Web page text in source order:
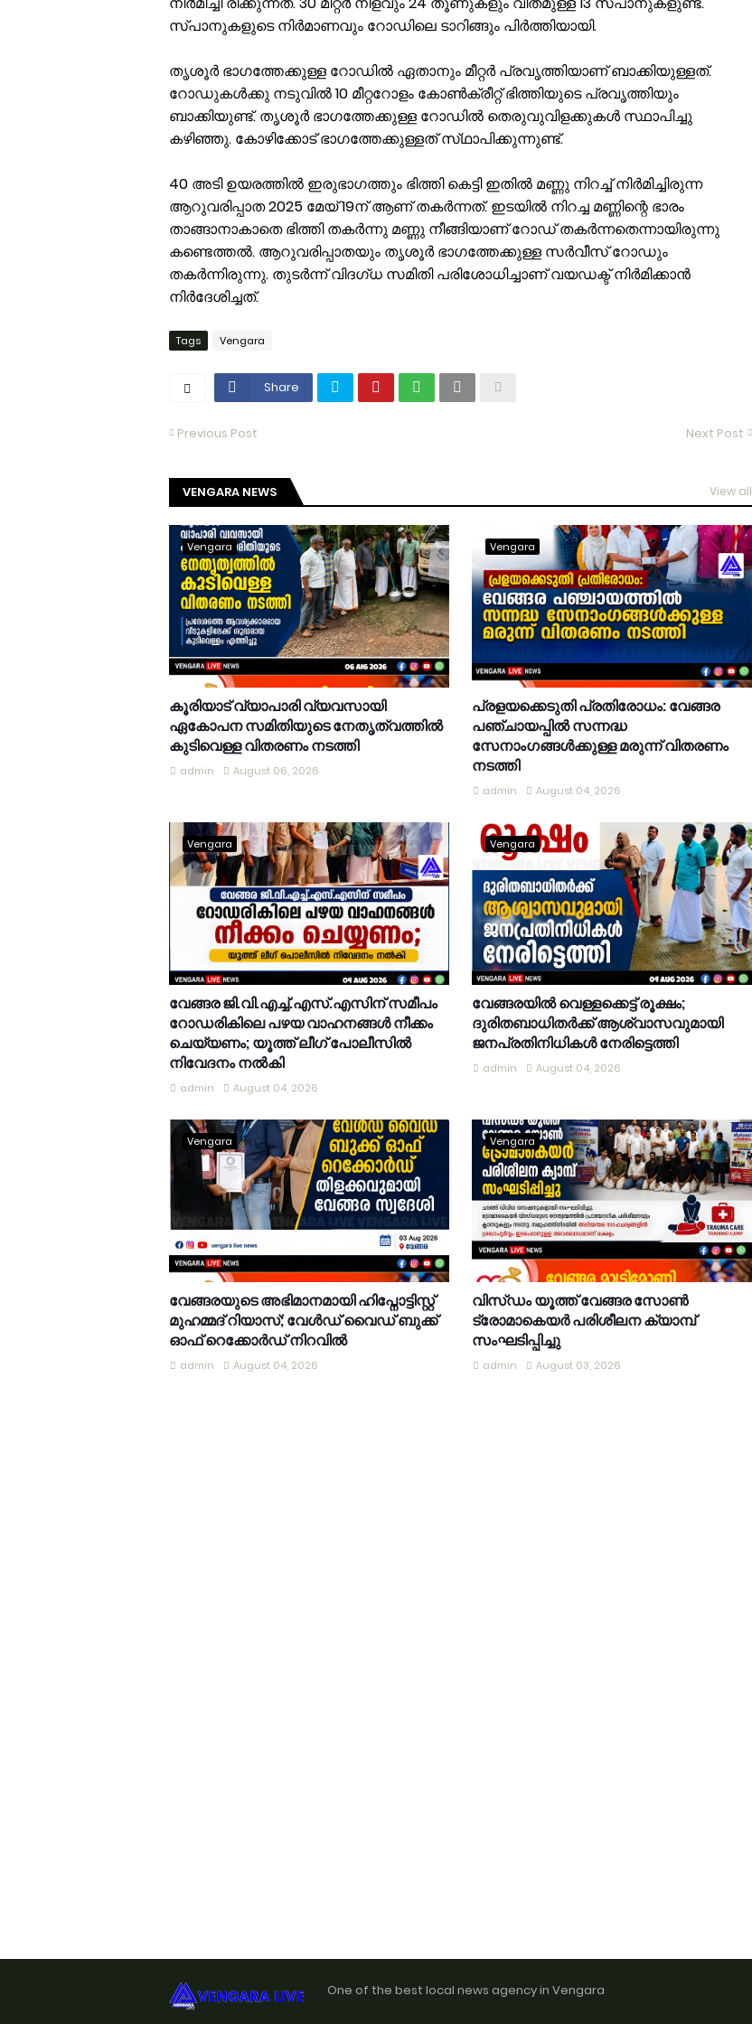
സ്പ‌ാനുകളുടെ നിർമാണവും റോഡിലെ ടാറിങ്ങും പിർത്തിയായി.
തൃശൂർ ഭാഗത്തേക്കുള്ള റോഡിൽ ഏതാനും മീറ്റർ പ്രവൃത്തിയാണ് ബാക്കിയുള്ളത്.
റോഡുകൾക്കു നടുവിൽ 10 മീറ്ററോളം കോൺക്രീറ്റ് ഭിത്തിയുടെ പ്രവൃത്തിയും
ബാക്കിയുണ്ട്. തൃശൂർ ഭാഗത്തേക്കുള്ള റോഡിൽ തെരുവുവിളക്കുകൾ സ്ഥാപിച്ചു
കഴിഞ്ഞു. കോഴിക്കോട് ഭാഗത്തേക്കുള്ളത് സ്‌ഥാപിക്കുന്നുണ്ട്.
40 അടി ഉയരത്തിൽ ഇരുഭാഗത്തും ഭിത്തി കെട്ടി ഇതിൽ മണ്ണു നിറച്ച് നിർമിച്ചിരുന്ന
ആറുവരിപ്പാത 2025 മേയ് 19ന് ആണ് തകർന്നത്. ഇടയിൽ നിറച്ച മണ്ണിന്റെ ഭാരം
താങ്ങാനാകാതെ ഭിത്തി തകർന്നു മണ്ണു നീങ്ങിയാണ് റോഡ് തകർന്നതെന്നായിരുന്നു
കണ്ടെത്തൽ. ആറുവരിപ്പാതയും തൃശൂർ ഭാഗത്തേക്കുള്ള സർവീസ് റോഡും
തകർന്നിരുന്നു. തുടർന്ന് വിദഗ്‌ധ സമിതി പരിശോധിച്ചാണ് വയഡക്ട് നിർമിക്കാൻ
നിർദേശിച്ചത്.
Tags Vengara
Share
Previous Post Next Post
VENGARA NEWS View all
Vengara
കൂരിയാട് വ്യാപാരി വ്യവസായി
ഏകോപന സമിതിയുടെ നേതൃത്വത്തിൽ
കുടിവെള്ള വിതരണം നടത്തി
admin August 06, 2026
Vengara
പ്രളയക്കെടുതി പ്രതിരോധം: വേങ്ങര
പഞ്ചായപ്പിൽ സന്നദ്ധ
സേനാംഗങ്ങൾക്കുള്ള മരുന്ന് വിതരണം
നടത്തി
admin August 04, 2026
Vengara
വേങ്ങര ജി.വി.എച്ച്.എസ്.എസിന് സമീപം
റോഡരികിലെ പഴയ വാഹനങ്ങൾ നീക്കം
ചെയ്യണം; യൂത്ത് ലീഗ് പോലീസിൽ
നിവേദനം നൽകി
admin August 04, 2026
Vengara
വേങ്ങരയിൽ വെള്ളക്കെട്ട് രൂക്ഷം;
ദുരിതബാധിതർക്ക് ആശ്വാസവുമായി
ജനപ്രതിനിധികൾ നേരിട്ടെത്തി
admin August 04, 2026
Vengara
വേങ്ങരയുടെ അഭിമാനമായി ഹിപ്നോട്ടിസ്റ്റ്
മുഹമ്മദ് റിയാസ്; വേൾഡ് വൈഡ് ബുക്ക്
ഓഫ് റെക്കോർഡ് നിറവിൽ
admin August 04, 2026
Vengara
വിസ്ഡം യൂത്ത് വേങ്ങര സോൺ
ട്രോമാകെയർ പരിശീലന ക്യാമ്പ്
സംഘടിപ്പിച്ചു
admin August 03, 2026
One of the best local news agency in Vengara